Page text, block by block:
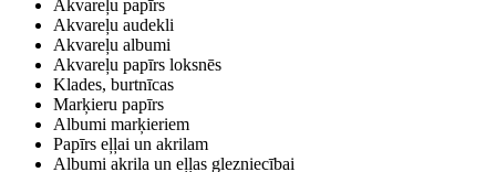
Akvareļu papīrs
Akvareļu audekli
Akvareļu albumi
Akvareļu papīrs loksnēs
Klades, burtnīcas
Marķieru papīrs
Albumi marķieriem
Papīrs eļļai un akrilam
Albumi akrila un eļļas glezniecībai